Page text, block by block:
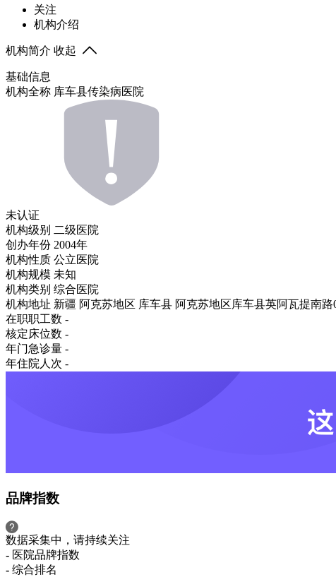
关注
机构介绍
机构简介 收起
基础信息
机构全称 库车县传染病医院
未认证
机构级别 二级医院
创办年份 2004年
机构性质 公立医院
机构规模 未知
机构类别 综合医院
机构地址 新疆 阿克苏地区 库车县 阿克苏地区库车县英阿瓦提南路
在职职工数 -
核定床位数 -
年门急诊量 -
年住院人次 -
品牌指数
数据采集中，请持续关注
- 医院品牌指数
- 综合排名